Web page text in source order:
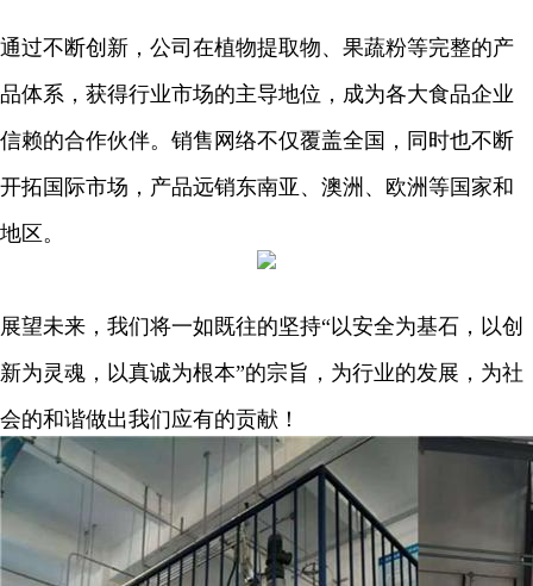
通过不断创新，公司在植物提取物、果蔬粉等完整的产
品体系，获得行业市场的主导地位，成为各大食品企业
信赖的合作伙伴。销售网络不仅覆盖全国，同时也不断
开拓国际市场，产品远销东南亚、澳洲、欧洲等国家和
地区。
展望未来，我们将一如既往的坚持“以安全为基石，以创
新为灵魂，以真诚为根本”的宗旨，为行业的发展，为社
会的和谐做出我们应有的贡献！